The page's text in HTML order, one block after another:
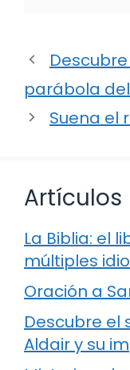
parábola
Suena el
Artículos
La Biblia: el
múltiples
Oración a
Descubre el
Aldair y su